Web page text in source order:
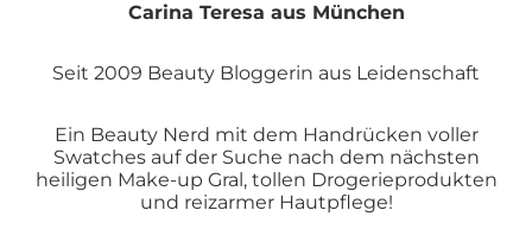
Carina Teresa aus München
Seit 2009 Beauty Bloggerin aus Leidenschaft
Ein Beauty Nerd mit dem Handrücken voller
Swatches auf der Suche nach dem nächsten
heiligen Make-up Gral, tollen Drogerieprodukten
und reizarmer Hautpflege!